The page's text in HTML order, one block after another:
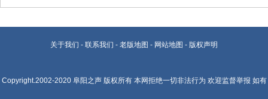
关于我们 - 联系我们 - 老版地图 - 网站地图 - 版权声明
Copyright.2002-2020 阜阳之声版权所有 本网拒绝一切非法行为 欢迎监督举报 如有